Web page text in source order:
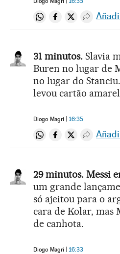
Compartir en
Compartir en
Compartir en
31 minutos. Slavia
Buren no lugar de
no lugar do
levou cartão
Diogo Magri 16:35
Compartir en
Compartir en
Compartir en
29 minutos. Messi
um grande
só ajeitou para o
cara de Kolar, mas
de canhota.
Diogo Magri 16:33